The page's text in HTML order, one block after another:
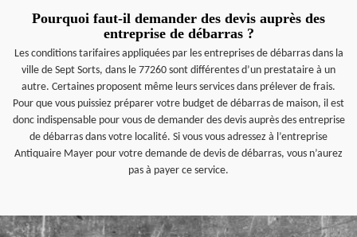
Pourquoi faut-il demander des devis auprès des
entreprise de débarras ?
Les conditions tarifaires appliquées par les entreprises de débarras dans la
ville de Sept Sorts, dans le 77260 sont différentes d’un prestataire à un
autre. Certaines proposent même leurs services dans prélever de frais.
Pour que vous puissiez préparer votre budget de débarras de maison, il est
donc indispensable pour vous de demander des devis auprès des entreprise
de débarras dans votre localité. Si vous vous adressez à l’entreprise
Antiquaire Mayer pour votre demande de devis de débarras, vous n’aurez
pas à payer ce service.